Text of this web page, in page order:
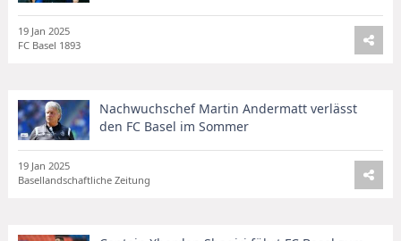
19 Jan 2025
FC Basel 1893
Nachwuchschef Martin Andermatt verlässt
den FC Basel im Sommer
19 Jan 2025
Basellandschaftliche Zeitung